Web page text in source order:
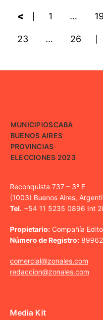
< 1 … 19
23 … 26
MUNICIPIOSCABA
BUENOS AIRES
PROVINCIAS
ELECCIONES 2023
Reconquista 737 – 3º E
(1003) Buenos Aires,
Tel. +54 11 5235 0896 Int
Propietario: Compañía
Número de Registro:
comercial@zonales.com
redaccion@zonales.com
Media Kit